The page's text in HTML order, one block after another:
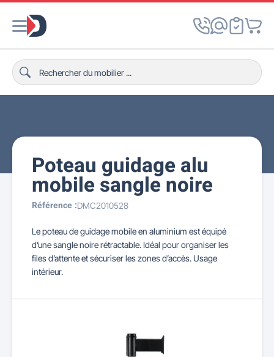
Poteau guidage alu
mobile sangle noire
Référence :DMC2010528
Le poteau de guidage mobile en aluminium est équipé
d’une sangle noire rétractable. Idéal pour organiser les
files d’attente et sécuriser les zones d’accès. Usage
intérieur.